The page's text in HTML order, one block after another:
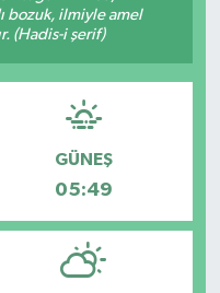
bozuk, ilmiyle amel
(Hadis-i şerif)
GÜNEŞ
05:49